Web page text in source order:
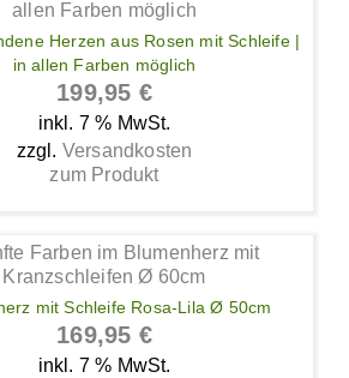
Herzen aus Rosen mit Schleife |
in allen Farben möglich
199,95 €
inkl. 7 % MwSt.
zzgl. Versandkosten
zum Produkt
mit Schleife Rosa-Lila Ø 50cm
169,95 €
inkl. 7 % MwSt.